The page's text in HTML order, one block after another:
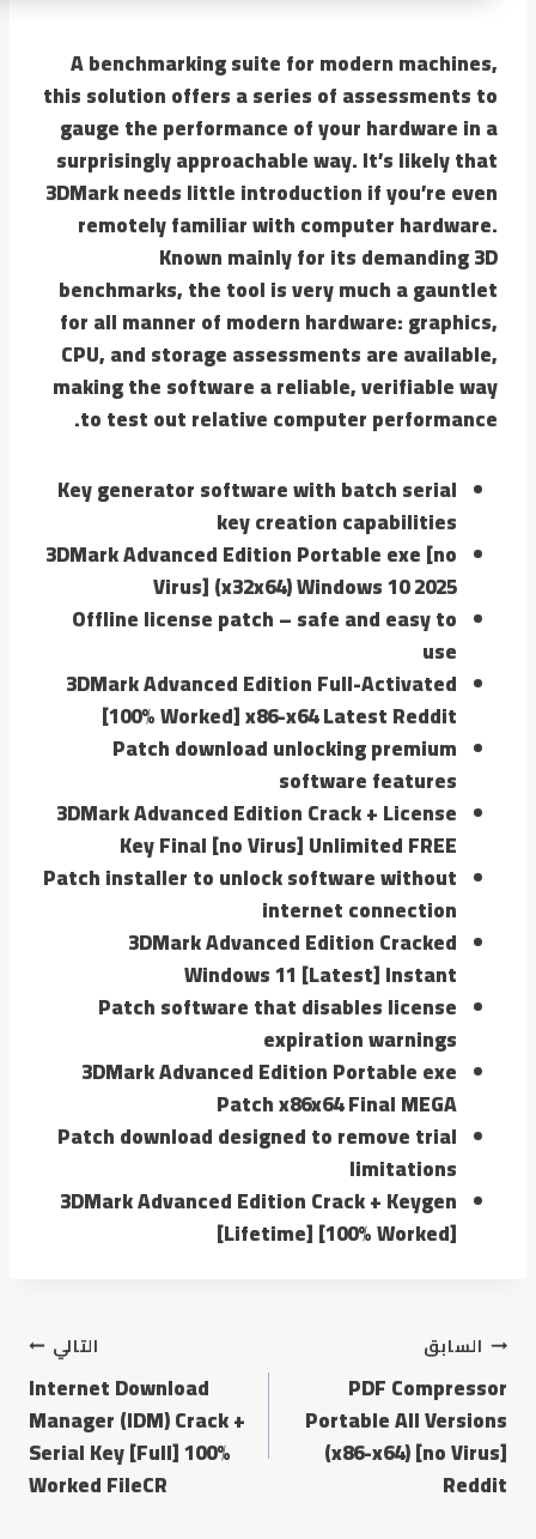
A benchmarking suite for modern machines,
this solution offers a series of assessments to
gauge the performance of your hardware in a
surprisingly approachable way. It’s likely that
3DMark needs little introduction if you’re even
remotely familiar with computer hardware.
Known mainly for its demanding 3D
benchmarks, the tool is very much a gauntlet
for all manner of modern hardware: graphics,
CPU, and storage assessments are available,
making the software a reliable, verifiable way
to test out relative computer performance.
Key generator software with batch serial
key creation capabilities
3DMark Advanced Edition Portable exe [no
Virus] (x32x64) Windows 10 2025
Offline license patch – safe and easy to
use
3DMark Advanced Edition Full-Activated
[100% Worked] x86-x64 Latest Reddit
Patch download unlocking premium
software features
3DMark Advanced Edition Crack + License
Key Final [no Virus] Unlimited FREE
Patch installer to unlock software without
internet connection
3DMark Advanced Edition Cracked
Windows 11 [Latest] Instant
Patch software that disables license
expiration warnings
3DMark Advanced Edition Portable exe
Patch x86x64 Final MEGA
Patch download designed to remove trial
limitations
3DMark Advanced Edition Crack + Keygen
[Lifetime] [100% Worked]
السابق
PDF Compressor
Portable All Versions
(x86-x64) [no Virus]
Reddit
التالي
Internet Download
Manager (IDM) Crack +
Serial Key [Full] 100%
Worked FileCR